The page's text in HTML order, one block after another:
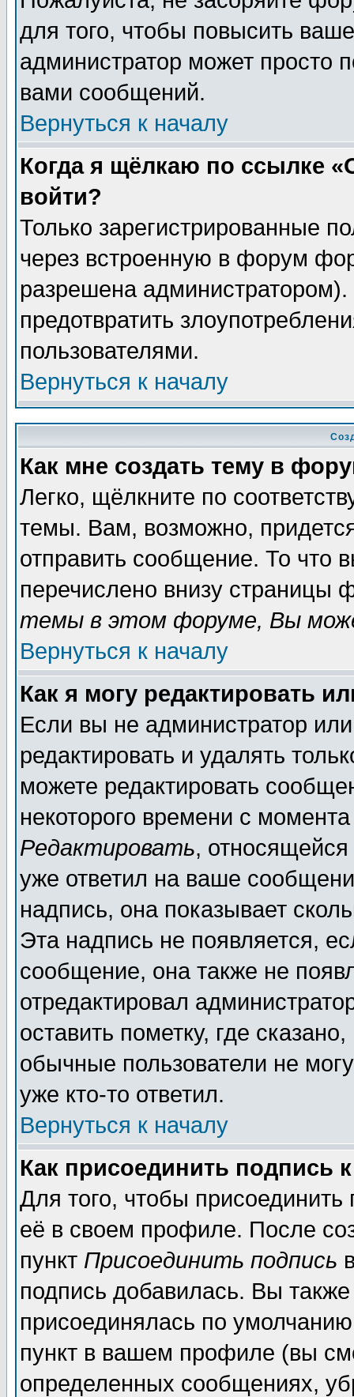
для того, чтобы повысить
администратор может просто
вами сообщений.
Вернуться к началу
Когда я щёлкаю по ссылке
войти?
Только зарегистрированные
через встроенную в форум
разрешена
предотвратить
пользователями.
Вернуться к началу
Как мне создать тему в
Легко, щёлкните по
темы. Вам, возможно,
отправить сообщение. То что
перечислено внизу страницы
темы в этом форуме, Вы
Вернуться к началу
Как я могу редактировать
Если вы не администратор
редактировать и удалять
можете редактировать
некоторого времени с
Редактировать,
уже ответил на ваше
надпись, она показывает
Эта надпись не появляется,
сообщение, она также не
отредактировал
оставить пометку, где
обычные пользователи не
уже кто-то ответил.
Вернуться к началу
Как присоединить подпись
Для того, чтобы
её в своем профиле. После
пункт Присоединить подпись
подпись добавилась. Вы
присоединялась по
пункт в вашем профиле (вы
определенных сообщениях,